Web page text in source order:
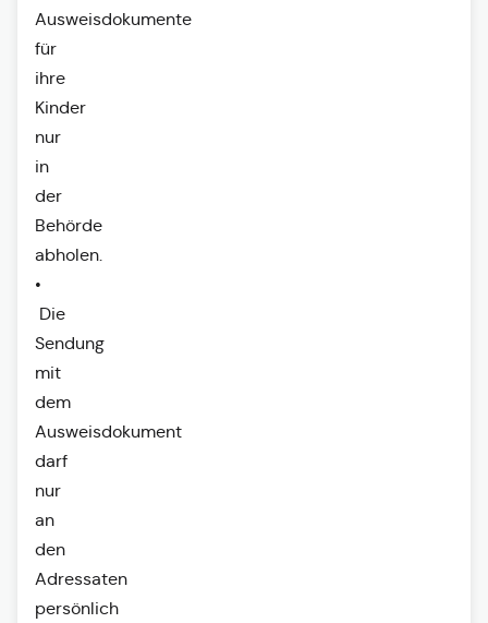
Ausweisdokumente
für
ihre
Kinder
nur
in
der
Behörde
abholen.
•
Die
Sendung
mit
dem
Ausweisdokument
darf
nur
an
den
Adressaten
persönlich